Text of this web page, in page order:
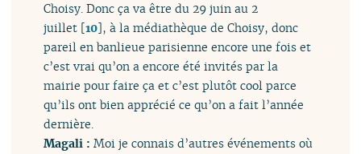
Choisy. Donc ça va être du 29 juin au 2
juillet [10], à la médiathèque de Choisy, donc
pareil en banlieue parisienne encore une fois et
c’est vrai qu’on a encore été invités par la
mairie pour faire ça et c’est plutôt cool parce
qu’ils ont bien apprécié ce qu’on a fait l’année
dernière.
Magali :Moi je connais d’autres événements où